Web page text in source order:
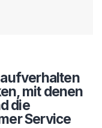
mit denen
die
Service